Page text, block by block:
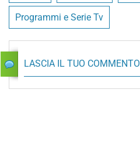
Programmi e Serie Tv
LASCIA IL TUO COMMENTO